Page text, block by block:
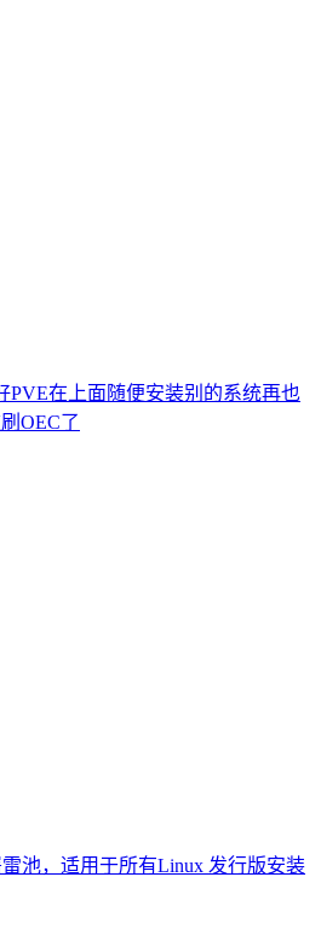
PVE在上面随便安装别的系统再也
OEC了
池，适用于所有Linux 发行版安装